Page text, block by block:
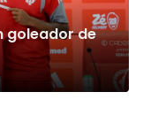
goleador de